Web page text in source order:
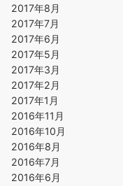
2017年8月
2017年7月
2017年6月
2017年5月
2017年3月
2017年2月
2017年1月
2016年11月
2016年10月
2016年8月
2016年7月
2016年6月